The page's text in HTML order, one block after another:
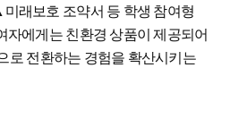
래보호 조약서 등 학생 참여형
자에게는 친환경 상품이 제공되어
로 전환하는 경험을 확산시키는